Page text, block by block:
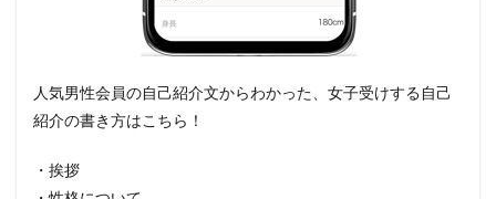
人気男性会員の自己紹介文からわかった、女子受けする自己
紹介の書き方はこちら！
・挨拶